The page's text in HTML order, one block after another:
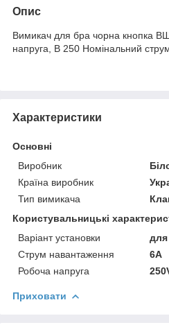
Опис
Вимикач для бра чорна кнопка
напруга, В 250 Номінальний
Характеристики
Основні
Виробник
Країна виробник
Тип вимикача
Користувальницькі
Варіант установки
Струм навантаження
6А
Робоча напруга
Приховати